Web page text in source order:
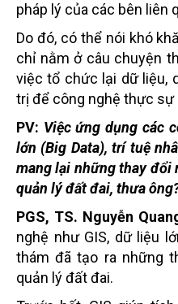
pháp lý của các bên liên
Do đó, có thể nói khó
chỉ nằm ở câu chuyện
việc tổ chức lại dữ liệu,
trị để công nghệ thực sự
PV: Việc ứng dụng các
lớn (Big Data), trí tuệ
mang lại những thay đổi
quản lý đất đai, thưa
PGS, TS. Nguyễn
nghệ như GIS, dữ liệu
thám đã tạo ra những
quản lý đất đai.